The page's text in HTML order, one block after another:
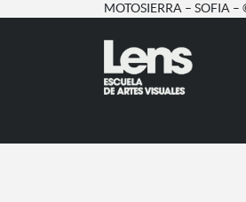
MOTOSIERRA – SOFIA